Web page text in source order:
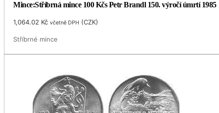
Mince:Stříbrná mince 100 Kčs Petr Brandl 150. výročí úmrtí 1985
1,064.02 Kč včetně DPH (CZK)
Stříbrné mince